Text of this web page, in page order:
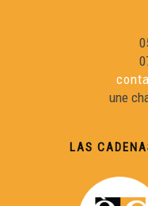
une
LAS